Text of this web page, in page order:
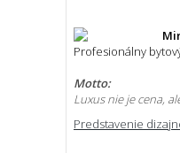
Profesionálny
Motto:
Luxus nie je cena,
Predstavenie